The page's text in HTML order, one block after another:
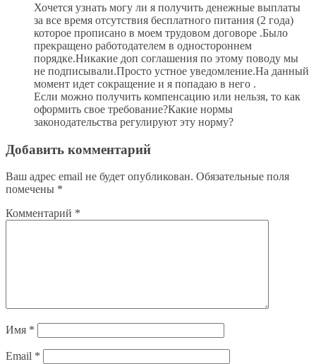
Хочется узнать могу ли я получить денежные выплаты
за все время отсутствия бесплатного питания (2 года)
которое прописано в моем трудовом договоре .Было
прекращено работодателем в одностороннем
порядке.Никакие доп соглашения по этому поводу мы
не подписывали.Просто устное уведомление.На данный
момент идет сокращение и я попадаю в него .
Если можно получить компенсацию или нельзя, то как
оформить свое требование?Какие нормы
законодательства регулируют эту норму?
Добавить комментарий
Ваш адрес email не будет опубликован. Обязательные поля
помечены *
Комментарий *
Имя *
Email *